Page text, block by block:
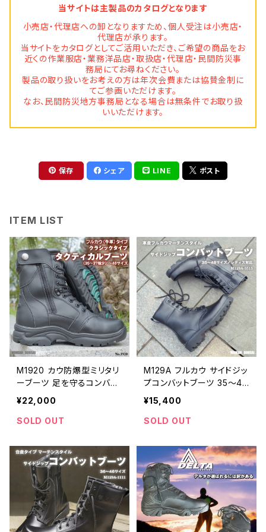
当サイトは主製品のカタログとなります
小売店・代理店への卸となりますため、個人受注は小売店・
代理店が承ります。
当サイトをカタログとしてご活用いただき、ご希望の商品をお
近くの作業服店・業務洋品店・取扱店・代理店・民間防災事
務局にてお尋ねください。
製品の取り扱いをお考えの方は年次会費または協賛金制に
てご参画いただけます。
なお、民間防災地方事務局となる場合は無条件でお取り扱
いいただけます。
保存 シェア LINE ポスト
ITEM LIST
M1920 カウ防爆型ミリタリ
ーブーツ 足を守るコンバッ
トブーツ 35～46 | 危機管
理ブランド民間防災（防人
司）
¥22,000
SOLD OUT
M129A フルカウ サイドジッ
プコンバットブーツ 35～48
マーチンスタイル | 危機管
理ブランド民間防災（防人
司）
¥15,400
SOLD OUT